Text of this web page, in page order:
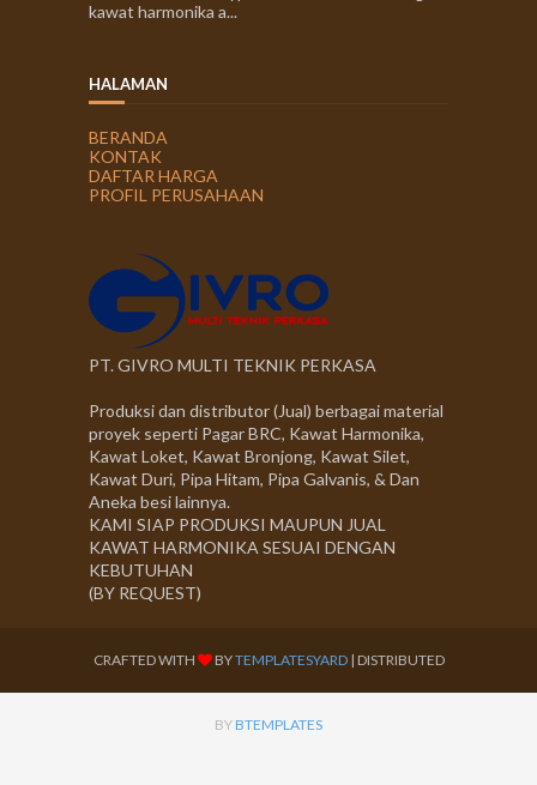
kawat harmonika a...
HALAMAN
BERANDA
KONTAK
DAFTAR HARGA
PROFIL PERUSAHAAN
PT. GIVRO MULTI TEKNIK PERKASA
Produksi dan distributor (Jual) berbagai material
proyek seperti Pagar BRC, Kawat Harmonika,
Kawat Loket, Kawat Bronjong, Kawat Silet,
Kawat Duri, Pipa Hitam, Pipa Galvanis, & Dan
Aneka besi lainnya.
KAMI SIAP PRODUKSI MAUPUN JUAL
KAWAT HARMONIKA SESUAI DENGAN
KEBUTUHAN
(BY REQUEST)
CRAFTED WITH BYTEMPLATESYARD| DISTRIBUTED
BY BTEMPLATES